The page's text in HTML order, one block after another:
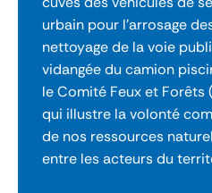
urbain pour l'arrosage
nettoyage de la voie
vidangée du camion
le Comité Feux et Forêts
qui illustre la volonté
de nos ressources
entre les acteurs du